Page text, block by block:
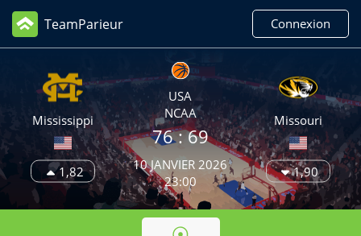
TeamParieur Connexion
Mississippi
1,82
USA
NCAA
76: 69
10 JANVIER 2026
23:00
Missouri
1,90